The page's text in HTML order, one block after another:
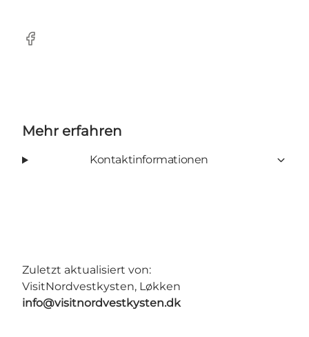
Facebook
Mehr erfahren
Kontaktinformationen
Zuletzt aktualisiert von:
VisitNordvestkysten, Løkken
info@visitnordvestkysten.dk